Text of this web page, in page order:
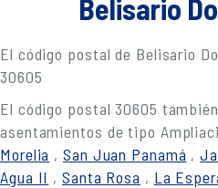
Belisario
El código postal de Belisario
30605
El código postal 30605
asentamientos de tipo
Morelia ,San Juan Panamá ,
Agua II ,Santa Rosa , La